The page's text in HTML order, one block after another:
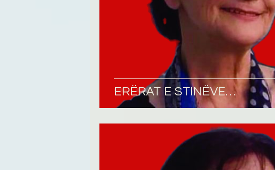
ERËRAT E STINËVE…